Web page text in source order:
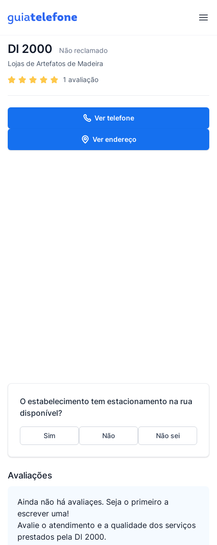
Dl 2000
Não reclamado
Lojas de Artefatos de Madeira
1 avaliação
Ver telefone
Ver endereço
O estabelecimento tem estacionamento na rua
disponível?
Sim Não Não sei
Avaliações
Ainda não há avaliaçes. Seja o primeiro a
escrever uma!
Avalie o atendimento e a qualidade dos serviços
prestados pela Dl 2000.